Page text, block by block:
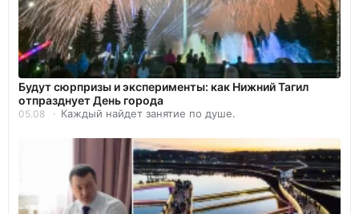
Будут сюрпризы и эксперименты: как Нижний Тагил
отпразднует День города
05.08 Каждый найдет занятие по душе.